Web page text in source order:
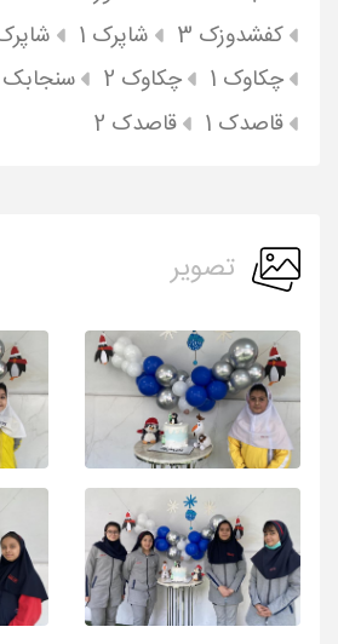
کفشدوزک 3
شاپرک 1 شاپرک
چکاوک 1
چکاوک 2 سنجابک 1
قاصدک 1
قاصدک 2
تصویر